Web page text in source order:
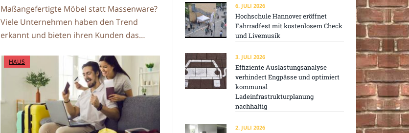
Maßangefertigte Möbel statt Massenware?
Viele Unternehmen haben den Trend
erkannt und bieten ihren Kunden das…
HAUS
6. JULI 2026
Hochschule Hannover eröffnet
Fahrradfest mit kostenlosem Check
und Livemusik
3. JULI 2026
Effiziente Auslastungsanalyse
verhindert Engpässe und optimiert
kommunal
Ladeinfrastrukturplanung
nachhaltig
2. JULI 2026